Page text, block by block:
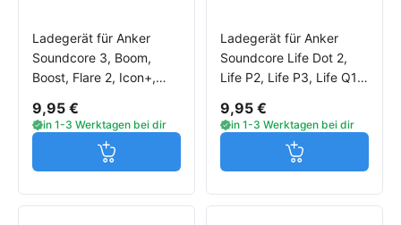
Ladegerät für Anker
Soundcore 3, Boom,
Boost, Flare 2, Icon+,
A2
9,95 €
in 1-3 Werktagen bei dir
Jetzt in den Warenkorb
Ladegerät für Anker
Soundcore Life Dot 2,
Life P2, Life P3, Life Q10,
Dot 2
9,95 €
in 1-3 Werktagen bei dir
Jetzt in den